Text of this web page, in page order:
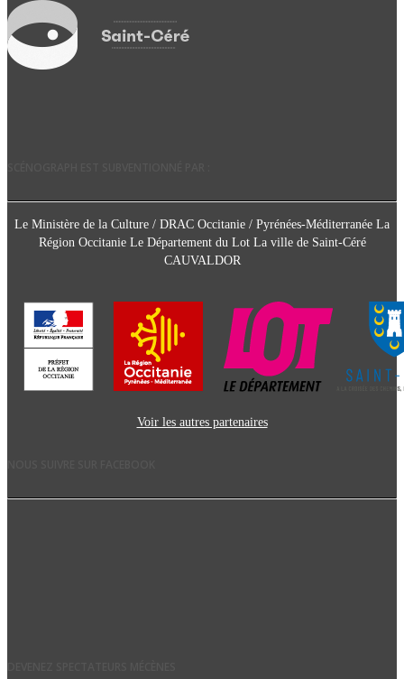
Le Ministère de la Culture / DRAC Occitanie / Pyrénées-Méditerranée La
Région Occitanie Le Département du Lot La ville de Saint-Céré
CAUVALDOR
Voir les autres partenaires